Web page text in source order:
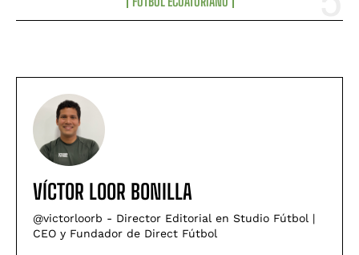
VÍCTOR LOOR BONILLA
@victorloorb - Director Editorial en Studio Fútbol |
CEO y Fundador de Direct Fútbol